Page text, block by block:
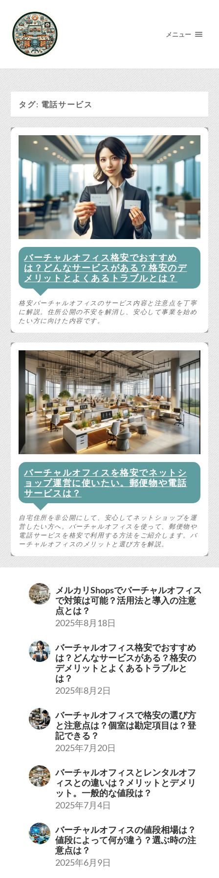
メニュー
タグ: 電話サービス
バーチャルオフィス格安でおすすめ
は？どんなサービスがある？格安のデ
メリットとよくあるトラブルとは？
格安バーチャルオフィスのサービス内容と注意点を丁寧
に解説。住所公開の不安を解消し、安心して事業を始め
たい方に向けた内容です。
バーチャルオフィスを格安でネットシ
ョップ運営に使いたい。郵便物や電話
サービスは？
自宅住所を非公開にして、安心してネットショップを運
営したい方へ。バーチャルオフィスを使って、郵便物や
電話サービスを格安で利用する方法をご紹介します。バ
ーチャルオフィスのメリットと選び方を解説。
メルカリShopsでバーチャルオフィス
で対策は可能？活用法と導入の注意
点とは？
2025年8月18日
バーチャルオフィス格安でおすすめ
は？どんなサービスがある？格安の
デメリットとよくあるトラブルと
は？
2025年8月2日
バーチャルオフィスで格安の選び方
と注意点は？個室は勘定項目は？登
記できる？
2025年7月20日
バーチャルオフィスとレンタルオフ
ィスとの違いは？メリットとデメリ
ット。一般的な値段は？
2025年7月4日
バーチャルオフィスの値段相場は？
値段によって何が違う？選ぶ時の注
意点は？
2025年6月9日